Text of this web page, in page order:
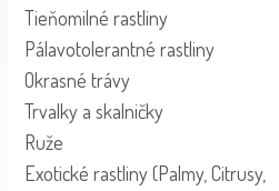
Tieňomilné rastliny
Pálavotolerantné rastliny
Okrasné trávy
Trvalky a skalničky
Ruže
Exotické rastliny (Palmy, Citrusy,